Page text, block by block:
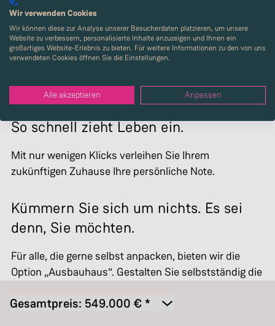
Zimmer
5
So schnell zieht Leben ein.
Mit nur wenigen Klicks verleihen Sie Ihrem
zukünftigen Zuhause Ihre persönliche Note.
Kümmern Sie sich um nichts. Es sei
denn, Sie möchten.
Für alle, die gerne selbst anpacken, bieten wir die
Option „Ausbauhaus“. Gestalten Sie selbstständig die
Gesamtpreis: 549.000 € *
Wir verwenden Cookies
Wir können diese zur Analyse unserer Besucherdaten platzieren, um unsere
Website zu verbessern, personalisierte Inhalte anzuzeigen und Ihnen ein
großartiges Website-Erlebnis zu bieten. Für weitere Informationen zu den von uns
verwendeten Cookies öffnen Sie die Einstellungen.
Alle akzeptieren Anpassen